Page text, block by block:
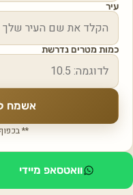
עיר
כמות מטרים נדרשת
אשמח
**
וואטסאפ מיידי